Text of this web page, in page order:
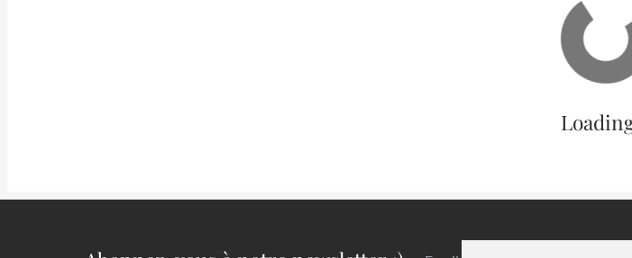
Cristaux de blende, mine de La Mure, Calcite et fluorite, Elmwood Mine,